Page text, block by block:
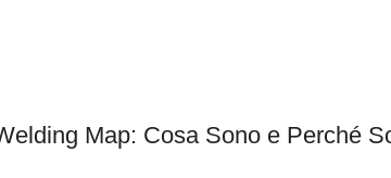
Map: Cosa Sono e Perché